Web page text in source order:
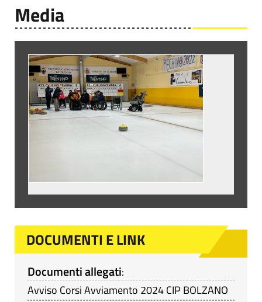
Media
DOCUMENTI E LINK
Documenti allegati:
Avviso Corsi Avviamento 2024 CIP BOLZANO